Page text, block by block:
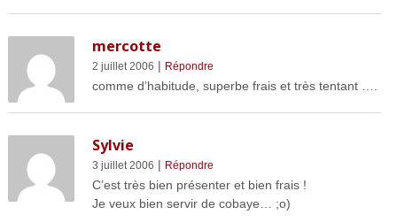
mercotte
2 juillet 2006 | Répondre
comme d’habitude, superbe frais et très tentant ….
Sylvie
3 juillet 2006 | Répondre
C’est très bien présenter et bien frais !
Je veux bien servir de cobaye… ;o)